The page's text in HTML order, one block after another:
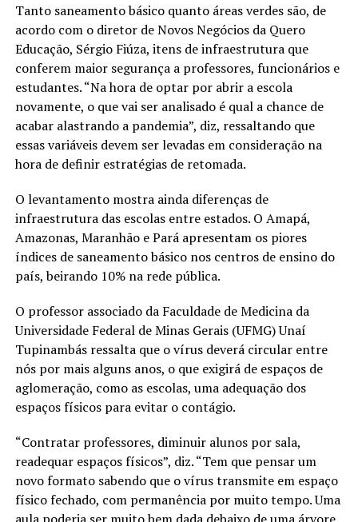
Tanto saneamento básico quanto áreas verdes são, de
acordo com o diretor de Novos Negócios da Quero
Educação, Sérgio Fiúza, itens de infraestrutura que
conferem maior segurança a professores, funcionários e
estudantes. “Na hora de optar por abrir a escola
novamente, o que vai ser analisado é qual a chance de
acabar alastrando a pandemia”, diz, ressaltando que
essas variáveis devem ser levadas em consideração na
hora de definir estratégias de retomada.
O levantamento mostra ainda diferenças de
infraestrutura das escolas entre estados. O Amapá,
Amazonas, Maranhão e Pará apresentam os piores
índices de saneamento básico nos centros de ensino do
país, beirando 10% na rede pública.
O professor associado da Faculdade de Medicina da
Universidade Federal de Minas Gerais (UFMG) Unaí
Tupinambás ressalta que o vírus deverá circular entre
nós por mais alguns anos, o que exigirá de espaços de
aglomeração, como as escolas, uma adequação dos
espaços físicos para evitar o contágio.
“Contratar professores, diminuir alunos por sala,
readequar espaços físicos”, diz. “Tem que pensar um
novo formato sabendo que o vírus transmite em espaço
físico fechado, com permanência por muito tempo. Uma
aula poderia ser muito bem dada debaixo de uma árvore